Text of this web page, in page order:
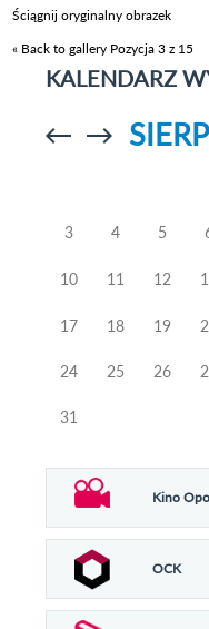
Ściągnij oryginalny obrazek
« Back to gallery Pozycja 3 z 15
KALENDARZ
Przejdź doPrzejdź do
3 4 5
10 11 12
17 18 19
24 25 26
31
Kino
OCK